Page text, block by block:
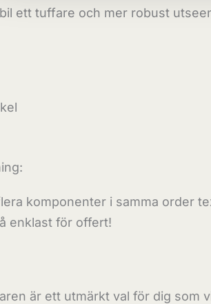
ett tuffare och mer robust
komponenter i samma order
enklast för offert!
är ett utmärkt val för dig som